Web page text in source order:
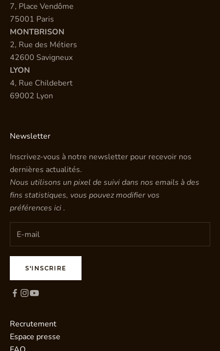
7, Place Vendôme
75001 Paris
MONTBRISON
2, Rue des Métiers
42600 Savigneux
LYON
4, Rue Childebert
69002 Lyon
Newsletter
Inscrivez-vous à notre newsletter pour recevoir nos
dernières actualités.
Nous utilisons un pixel de suivi dans nos emails à des
fins statistiques, vous pouvez modifier vos
préférences ici.
S'INSCRIRE
Recrutement
Espace presse